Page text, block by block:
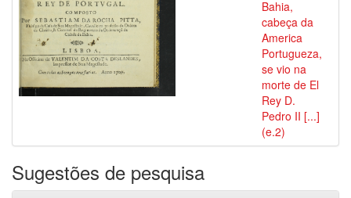
Bahia,
cabeça da
America
Portugueza,
se vio na
morte de El
Rey D.
Pedro II [...]
(e.2)
Sugestões de pesquisa